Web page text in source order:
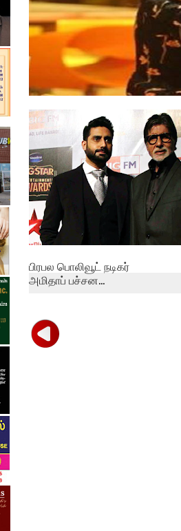
புற்றுநோயால்
பாதிக்கப்பட்டிருந்த ப...
பிரபல பொலிவூட் நடிகர்
அமிதாப் பச்சன...